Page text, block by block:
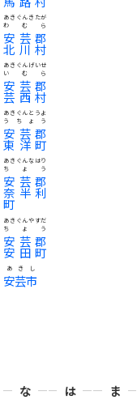
安芸郡
北川村
あきぐんきたが
わむら
安芸郡
芸西村
あきぐんげいせ
いむら
安芸郡
東洋町
あきぐんとうよ
うちょう
安芸郡
奈半利
町
あきぐんなはり
ちょう
安芸郡
安田町
あきぐんやすだ
ちょう
安芸市
あきし
な は
ま